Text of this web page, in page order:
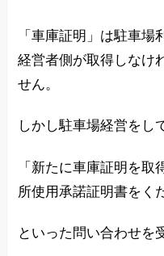
「車庫証明」は駐車場
経営者側が取得しなけ
せん。
しかし駐車場経営をし
「新たに車庫証明を
所使用承諾証明書をく
といった問い合わせを